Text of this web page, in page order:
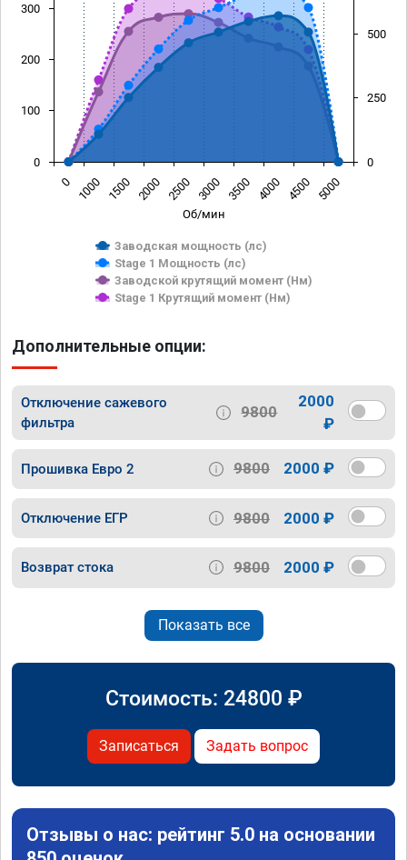
Об/мин
Заводская мощность (лс)
Stage 1 Мощность (лс)
Заводской крутящий момент (Нм)
Stage 1 Крутящий момент (Нм)
0 1000 1500 2000 2500 3000 3500 4000 4500 5000
0
100
200
300
0
250
500
Дополнительные опции:
Отключение сажевого
фильтра
9800
2000
₽
Прошивка Евро 2 9800 2000 ₽
Отключение ЕГР 9800 2000 ₽
Возврат стока 9800 2000 ₽
Показать все
Стоимость: 24800 ₽
Записаться Задать вопрос
Отзывы о нас: рейтинг 5.0 на основании